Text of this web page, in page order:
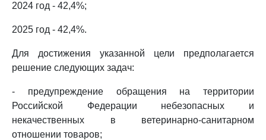
2024 год - 42,4%;
2025 год - 42,4%.
Для достижения указанной цели предполагается
решение следующих задач:
- предупреждение обращения на территории
Российской Федерации небезопасных и
некачественных в ветеринарно-санитарном
отношении товаров;